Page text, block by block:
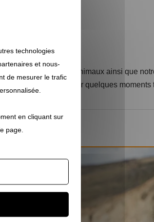
rassurés nos animaux ainsi que
de plaisir à partager quelques moments
technologies
et nous-
de mesurer le trafic
en cliquant sur
page.